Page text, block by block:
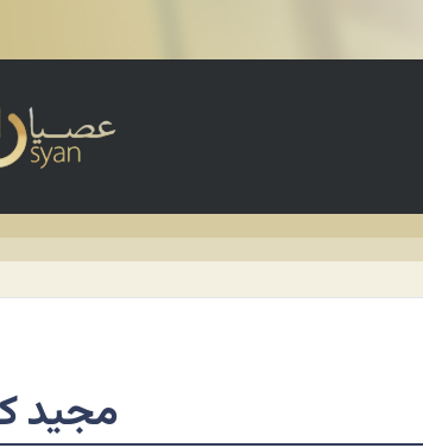
مجید